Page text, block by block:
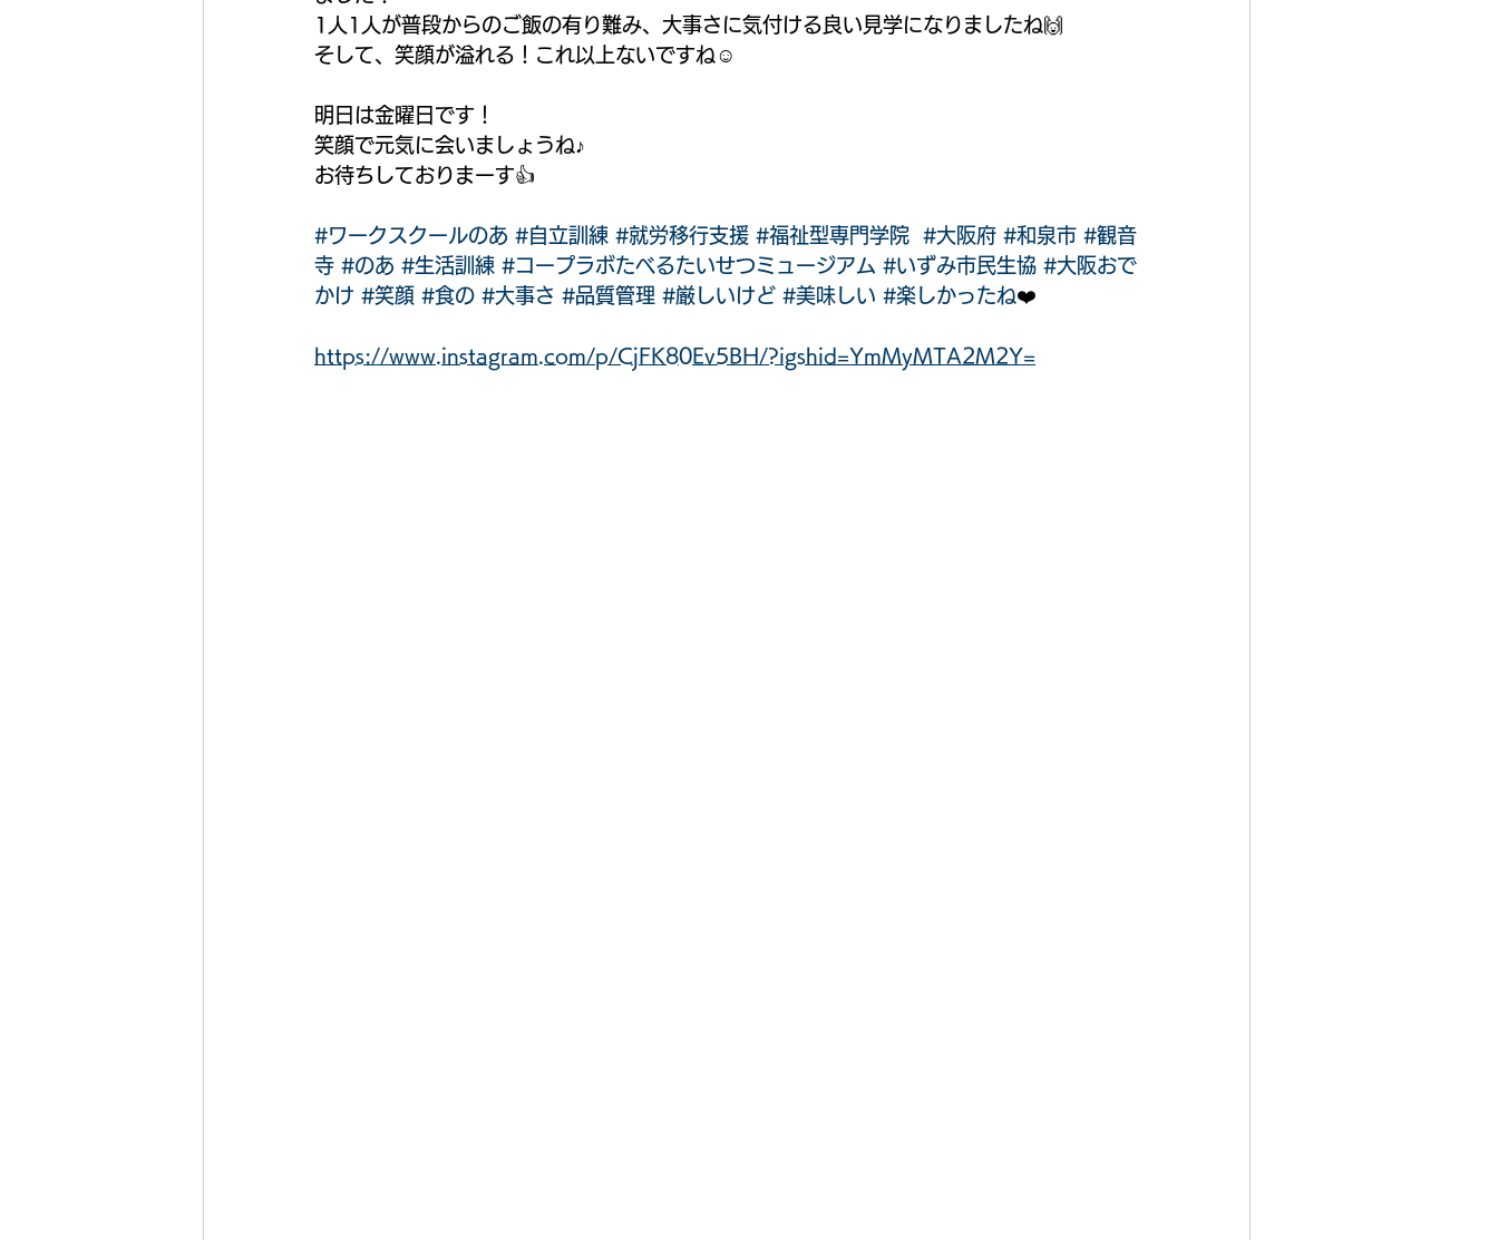
1人1人が普段からのご飯の有り難み、大事さに気付ける良い見学になりましたね🙌
そして、笑顔が溢れる！これ以上ないですね☺️
明日は金曜日です！
笑顔で元気に会いましょうね♪
お待ちしておりまーす👍
#ワークスクールのあ #自立訓練 #就労移行支援 #福祉型専門学院 #大阪府 #和泉市 #観音
寺 #のあ #生活訓練 #コープラボたべるたいせつミュージアム #いずみ市民生協 #大阪おで
かけ #笑顔 #食の #大事さ #品質管理 #厳しいけど #美味しい #楽しかったね❤️
https://www.instagram.com/p/CjFK80Ev5BH/?igshid=YmMyMTA2M2Y=